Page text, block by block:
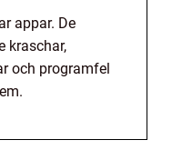
appar. De
kraschar,
och programfel